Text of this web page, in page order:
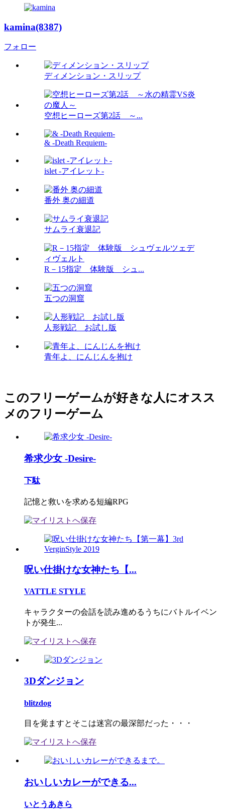
kamina(8387)
フォロー
ディメンション・スリップ
空想ヒーローズ第2話 ～...
& -Death Requiem-
islet -アイレット-
番外 奥の細道
サムライ衰退記
R－15指定 体験版 シュ...
五つの洞窟
人形戦記 お試し版
青年よ、にんじんを抱け
このフリーゲームが好きな人にオスス
メのフリーゲーム
希求少女 -Desire-
下駄
記憶と救いを求める短編RPG
呪い仕掛けな女神たち【...
VATTLE STYLE
キャラクターの会話を読み進めるうちにバトルイベン
トが発生...
3Dダンジョン
blitzdog
目を覚ますとそこは迷宮の最深部だった・・・
おいしいカレーができる...
いとうあきら